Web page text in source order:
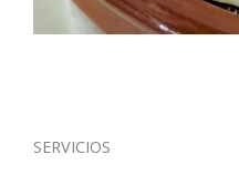
SERVICIOS